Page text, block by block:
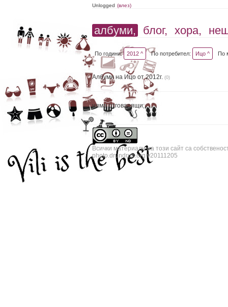
Unlogged (влез)
албуми, блог, хора,
По години: 2012 ^ По потребител: Ицо ^ По
Албуми на Ицо от 2012г. (0)
няма отговарящи;
Всички материали на този сайт са
photo.drundrun.org v20111205